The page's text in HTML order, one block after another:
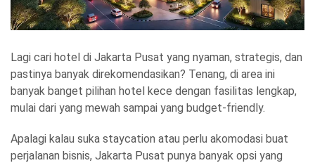
Lagi cari hotel di Jakarta Pusat yang nyaman, strategis, dan
pastinya banyak direkomendasikan? Tenang, di area ini
banyak banget pilihan hotel kece dengan fasilitas lengkap,
mulai dari yang mewah sampai yang budget-friendly.
Apalagi kalau suka staycation atau perlu akomodasi buat
perjalanan bisnis, Jakarta Pusat punya banyak opsi yang